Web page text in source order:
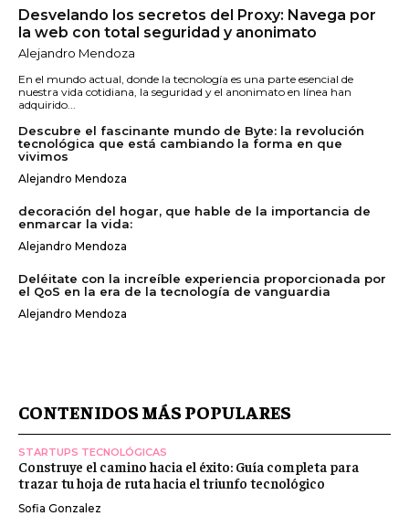
Desvelando los secretos del Proxy: Navega por
la web con total seguridad y anonimato
Alejandro Mendoza
En el mundo actual, donde la tecnología es una parte esencial de
nuestra vida cotidiana, la seguridad y el anonimato en línea han
adquirido...
Descubre el fascinante mundo de Byte: la revolución
tecnológica que está cambiando la forma en que
vivimos
Alejandro Mendoza
decoración del hogar, que hable de la importancia de
enmarcar la vida:
Alejandro Mendoza
Deléitate con la increíble experiencia proporcionada por
el QoS en la era de la tecnología de vanguardia
Alejandro Mendoza
CONTENIDOS MÁS POPULARES
STARTUPS TECNOLÓGICAS
Construye el camino hacia el éxito: Guía completa para
trazar tu hoja de ruta hacia el triunfo tecnológico
Sofia Gonzalez